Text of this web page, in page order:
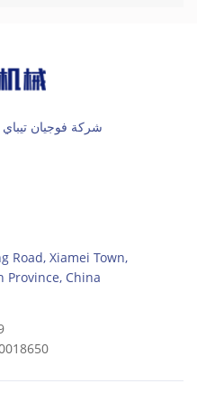
Road, Xiamei Town,
Province, China